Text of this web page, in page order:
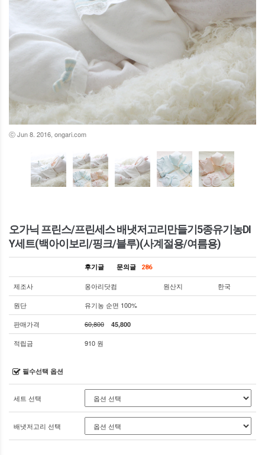
ⓒ Jun 8. 2016, ongari.com
오가닉 프린스/프린세스 배냇저고리만들기5종유기농DI
Y세트(백아이보리/핑크/블루)(사계절용/여름용)
후기글 문의글 286
제조사 옹아리닷컴 원산지
한국
원단
유기농 순면 100%
판매가격
60,800 45,800
적립금 910 원
필수선택 옵션
세트 선택
배냇저고리 선택